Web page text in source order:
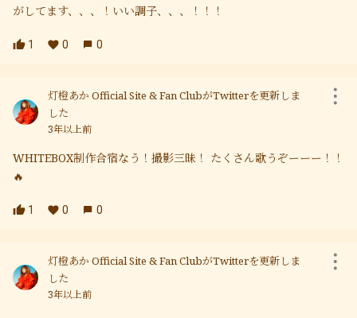
がしてます、、、！いい調子、、、！！！
1 0 0
灯橙あか Official Site & Fan ClubがTwitterを更新しま
した
3年以上前
WHITEBOX制作合宿なう！撮影三昧！ たくさん歌うぞーーー！！
🔥
1 0 0
灯橙あか Official Site & Fan ClubがTwitterを更新しま
した
3年以上前